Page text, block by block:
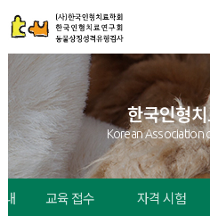
한국인형
Korean Association
내 교육 접수 자격 시험